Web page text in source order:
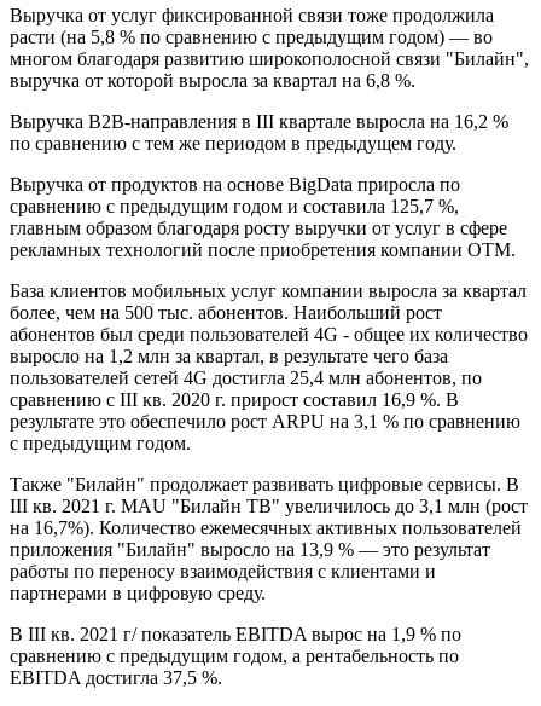
Выручка от услуг фиксированной связи тоже продолжила
расти (на 5,8 % по сравнению с предыдущим годом) — во
многом благодаря развитию широкополосной связи "Билайн",
выручка от которой выросла за квартал на 6,8 %.
Выручка B2B-направления в III квартале выросла на 16,2 %
по сравнению с тем же периодом в предыдущем году.
Выручка от продуктов на основе BigData приросла по
сравнению с предыдущим годом и составила 125,7 %,
главным образом благодаря росту выручки от услуг в сфере
рекламных технологий после приобретения компании OTM.
База клиентов мобильных услуг компании выросла за квартал
более, чем на 500 тыс. абонентов. Наибольший рост
абонентов был среди пользователей 4G - общее их количество
выросло на 1,2 млн за квартал, в результате чего база
пользователей сетей 4G достигла 25,4 млн абонентов, по
сравнению с III кв. 2020 г. прирост составил 16,9 %. В
результате это обеспечило рост ARPU на 3,1 % по сравнению
с предыдущим годом.
Также "Билайн" продолжает развивать цифровые сервисы. В
III кв. 2021 г. MAU "Билайн ТВ" увеличилось до 3,1 млн (рост
на 16,7%). Количество ежемесячных активных пользователей
приложения "Билайн" выросло на 13,9 % — это результат
работы по переносу взаимодействия с клиентами и
партнерами в цифровую среду.
В III кв. 2021 г/ показатель EBITDA вырос на 1,9 % по
сравнению с предыдущим годом, а рентабельность по
EBITDA достигла 37,5 %.